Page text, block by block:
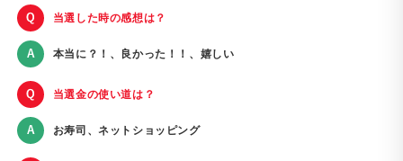
当選した時の感想は？
本当に？！、良かった！！、嬉しい
当選金の使い道は？
お寿司、ネットショッピング